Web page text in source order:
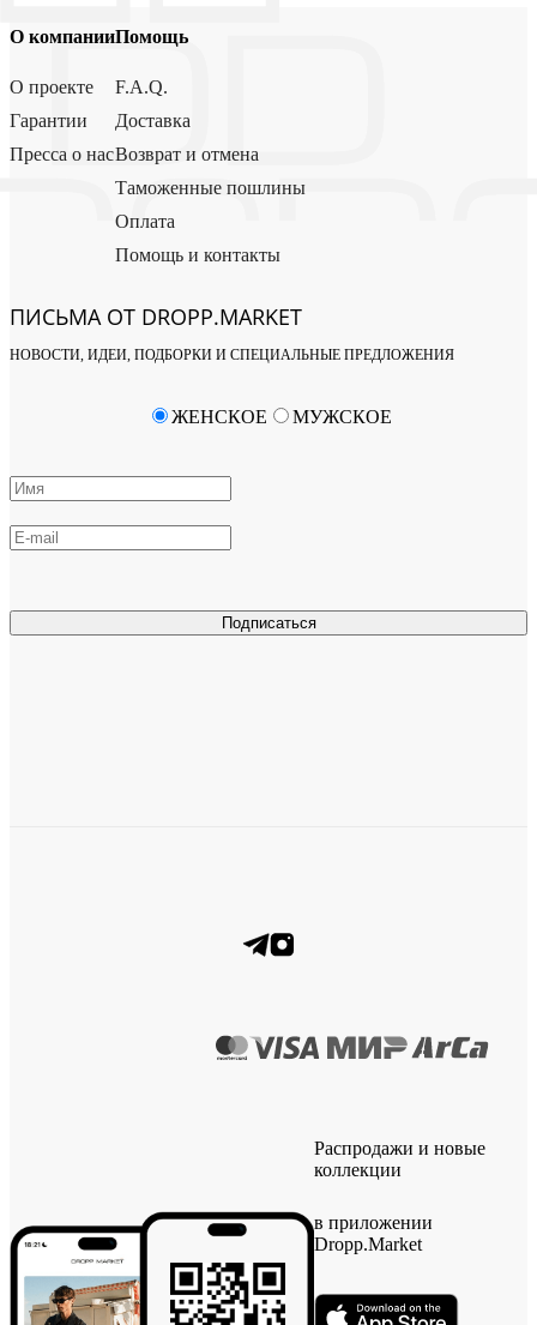
О компании
О проекте
Гарантии
Пресса о нас
Помощь
F.A.Q.
Доставка
Возврат и отмена
Таможенные пошлины
Оплата
Помощь и контакты
ПИСЬМА ОТ DROPP.MARKET
НОВОСТИ, ИДЕИ, ПОДБОРКИ И СПЕЦИАЛЬНЫЕ ПРЕДЛОЖЕНИЯ
Подписаться
ЖЕНСКОЕ МУЖСКОЕ
Распродажи и новые
коллекции
в приложении
Dropp.Market